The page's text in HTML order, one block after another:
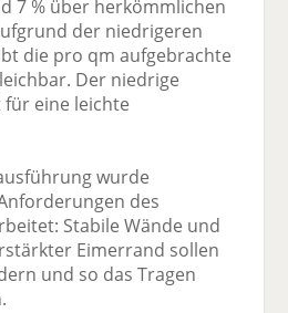
7 % über herkömmlichen
der niedrigeren
die pro qm aufgebrachte
Der niedrige
eine leichte
wurde
des
Stabile Wände und
Eimerrand sollen
und so das Tragen